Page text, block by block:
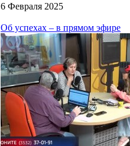
6 Февраля 2025
Об успехах – в прямом эфире